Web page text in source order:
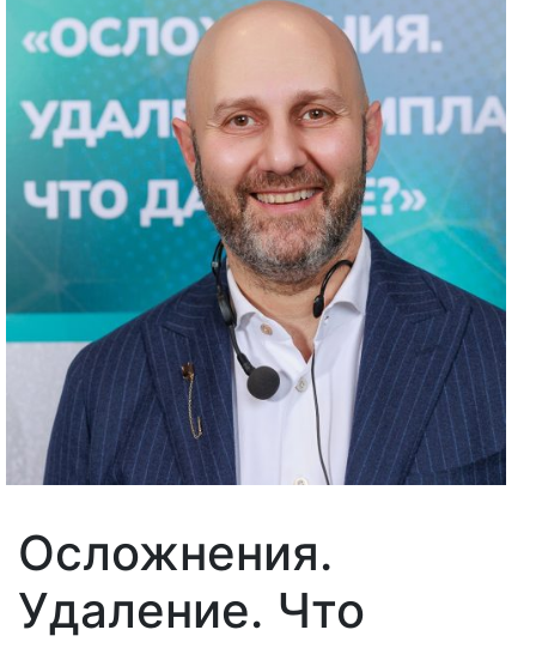
Управление
Галерея
Контакты
Осложнения.
Удаление. Что